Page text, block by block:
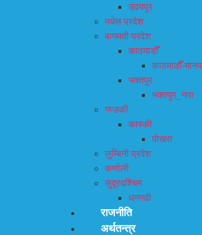
उदयपुर
मधेस प्रदेश
बागमती प्रदेश
काठमाडौँ
काठमाडौँ-
भक्तपुर
भक्तपुर_नपा
गण्डकी
कास्की
पोखरा
लुम्बिनी प्रदेश
कर्णाली
सुदूरदश्चिम
धनगढी
राजनीति
अर्थतन्त्र